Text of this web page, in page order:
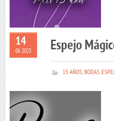
14
06 2025 Espejo
15 AÑOS,BODAS,